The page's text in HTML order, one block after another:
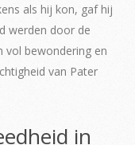
als hij kon, gaf hij
werden door de
vol bewondering en
van Pater
in